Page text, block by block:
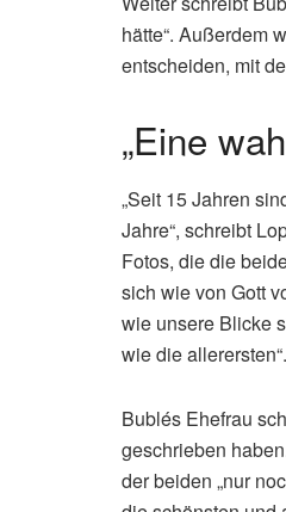
hätte“. Außerdem
entscheiden, mit
„Eine
„Seit 15 Jahren
Jahre“, schreibt
Fotos, die die
sich wie von Gott
wie unsere Blicke
wie die allerersten“.
Bublés Ehefrau
geschrieben
der beiden „nur